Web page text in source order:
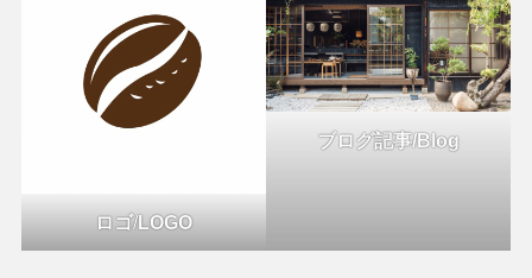
ロゴ/LOGO
ブログ記事/Blog